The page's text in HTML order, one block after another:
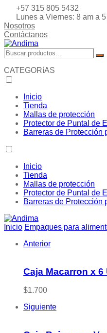
+57 315 805 5432
Lunes a Viernes: 8 am a
Nosotros
Contáctanos
CATEGORíAS
Inicio
Tienda
Mallas de protección
Protector de Puntal de
Barreras de Protección
Inicio
Tienda
Mallas de protección
Protector de Puntal de
Barreras de Protección
Inicio Empaques para
Anterior
Caja Macarron x 6
$1.700
Siguiente